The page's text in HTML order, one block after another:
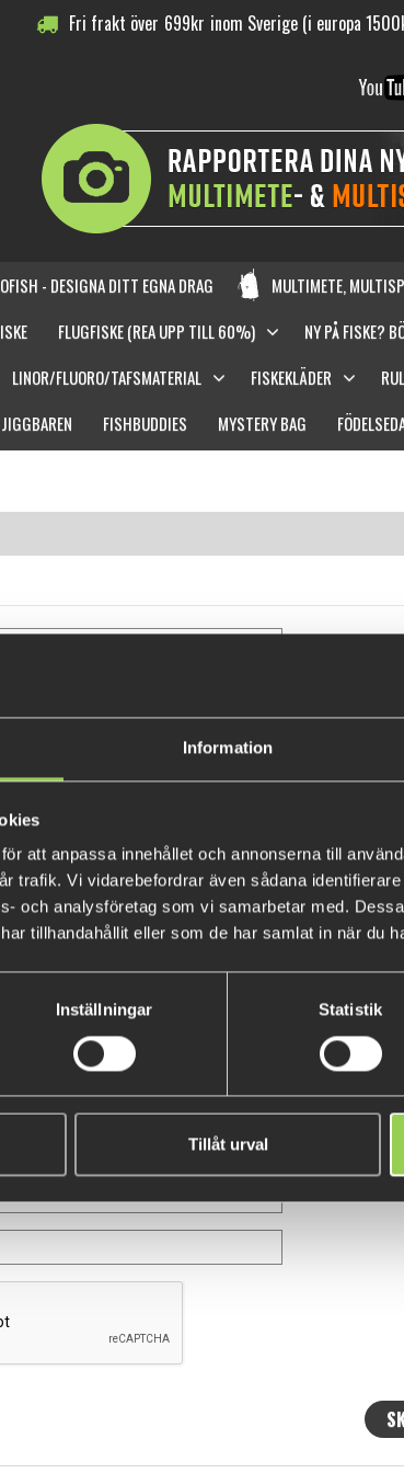
Information
att anpassa innehållet och annonserna till
trafik. Vi vidarebefordrar även sådana
och analysföretag som vi samarbetar med.
tillhandahållit eller som de har samlat in när du
Inställningar Statistik
Tillåt urval
Fri frakt över 699kr inom Sverige (i europa
- DESIGNA DITT EGNA DRAG MULTIMETE,
FLUGFISKE (REA UPP TILL 60%) NY PÅ FISKE?
LINOR/FLUORO/TAFSMATERIAL FISKEKLÄDER
JIGGBAREN FISHBUDDIES MYSTERY BAG
landskod, tex (SE012345678901)